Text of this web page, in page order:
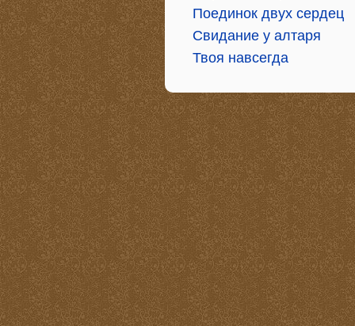
Поединок двух сердец
Свидание у алтаря
Твоя навсегда